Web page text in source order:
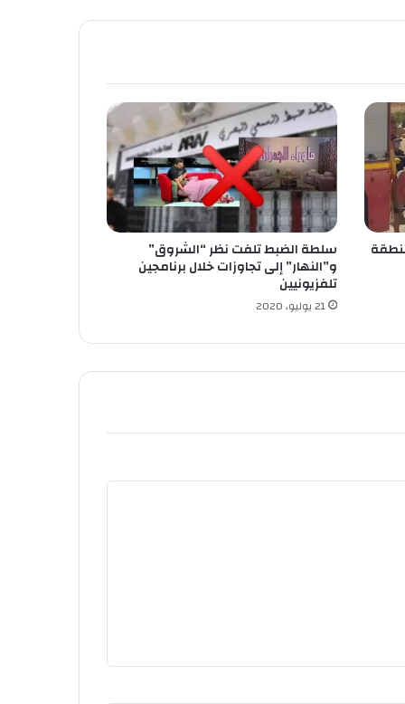
سلطة الضبط تلفت نظر “الشروق”
و”النهار” إلى تجاوزات خلال برنامجين
تلفزيونيين
21 يوليو، 2020